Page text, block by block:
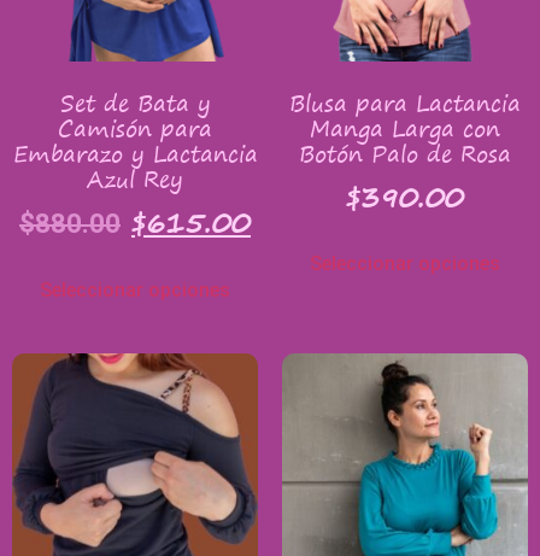
Set de Bata y
Camisón para
Embarazo y Lactancia
Azul Rey
$880.00 $615.00
Seleccionar opciones
Blusa para Lactancia
Manga Larga con
Botón Palo de Rosa
$390.00
Seleccionar opciones